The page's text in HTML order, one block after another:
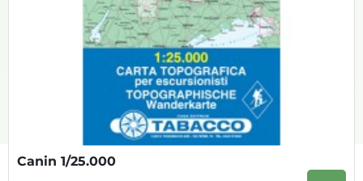
Canin 1/25.000